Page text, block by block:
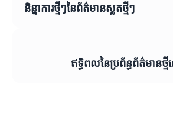
និន្នាការថ្មីៗនៃព័ត៌មានស្លតថ្មីៗ
ឥទ្ធិពលនៃប្រព័ន្ធព័ត៌មានថ្